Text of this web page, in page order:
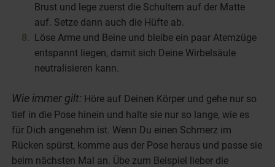
Brust und lege zuerst die Schultern auf der Matte
auf. Setze dann auch die Hüfte ab.
Löse Arme und Beine und bleibe ein paar Atemzüge
entspannt liegen, damit sich Deine Wirbelsäule
neutralisieren kann.
Wie immer gilt: Höre auf Deinen Körper und gehe nur so
tief in die Pose hinein und halte sie nur so lange, wie es
für Dich angenehm ist. Wenn Du einen Schmerz im
Rücken spürst, komme aus der Pose heraus und passe sie
beim nächsten Mal an. Übe zum Beispiel lieber die